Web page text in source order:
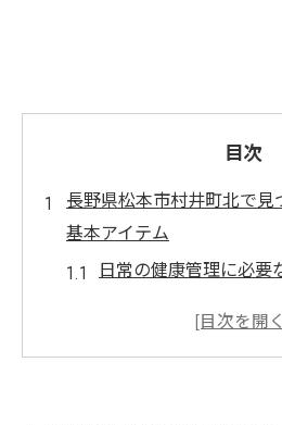
目次
長野県松本市村井町北で
基本アイテム
日常の健康管理に必要